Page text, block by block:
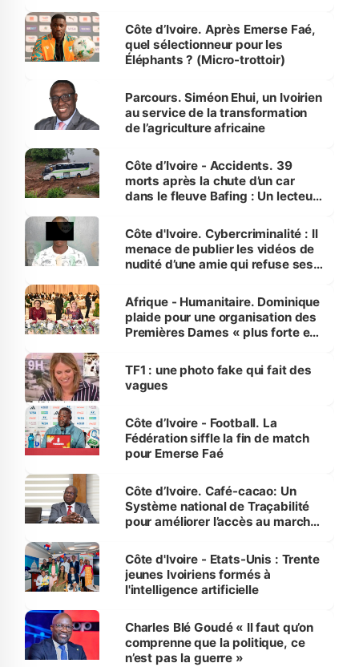
Côte d’Ivoire. Après Emerse Faé,
quel sélectionneur pour les
Éléphants ? (Micro-trottoir)
Parcours. Siméon Ehui, un Ivoirien
au service de la transformation
de l’agriculture africaine
Côte d’Ivoire - Accidents. 39
morts après la chute d’un car
dans le fleuve Bafing : Un lecteur
des Transports
Côte d'Ivoire. Cybercriminalité : Il
menace de publier les vidéos de
nudité d’une amie qui refuse ses
Afrique - Humanitaire. Dominique
plaide pour une organisation des
Premières Dames « plus forte et
sur la scène internationale »
TF1 : une photo fake qui fait des
vagues
Côte d’Ivoire - Football. La
Fédération siffle la fin de match
pour Emerse Faé
Côte d’Ivoire. Café-cacao: Un
Système national de Traçabilité
pour améliorer l’accès au marché
Côte d'Ivoire - Etats-Unis : Trente
jeunes Ivoiriens formés à
l'intelligence artificielle
Charles Blé Goudé « Il faut qu’on
comprenne que la politique, ce
n’est pas la guerre »